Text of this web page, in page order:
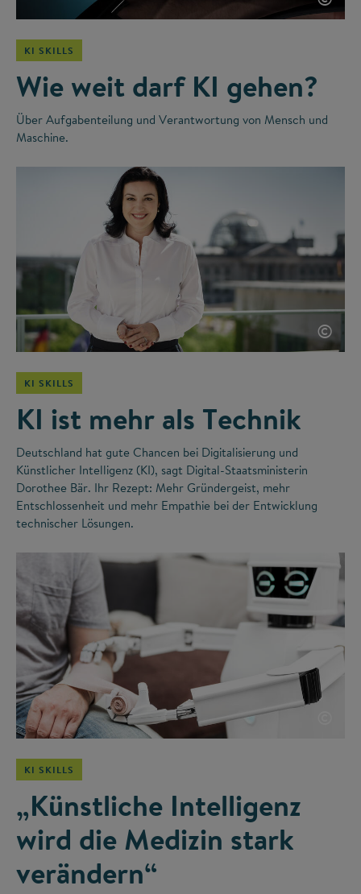
KI SKILLS
Wie weit darf KI gehen?
Über Aufgabenteilung und Verantwortung von Mensch und
Maschine.
©
KI SKILLS
KI ist mehr als Technik
Deutschland hat gute Chancen bei Digitalisierung und
Künstlicher Intelligenz (KI), sagt Digital-Staatsministerin
Dorothee Bär. Ihr Rezept: Mehr Gründergeist, mehr
Entschlossenheit und mehr Empathie bei der Entwicklung
technischer Lösungen.
KI SKILLS
„Künstliche Intelligenz
wird die Medizin stark
verändern“